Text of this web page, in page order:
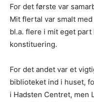
For det første var
Mit flertal var smalt
bl.a. flere i mit eget
konstituering.
For det andet var et
biblioteket ind i huset,
i Hadsten Centret, men